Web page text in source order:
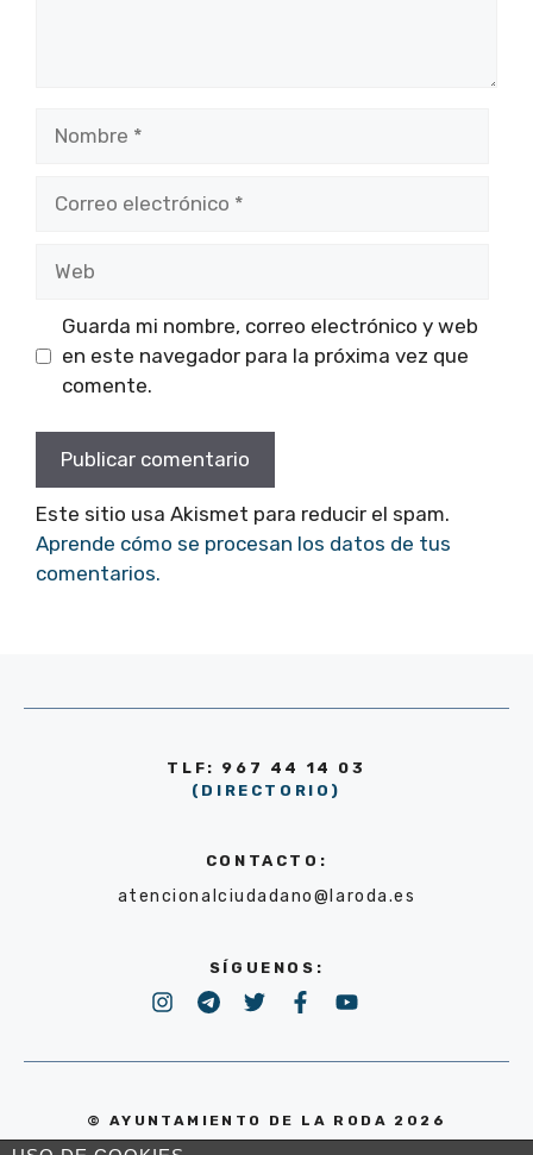
Guarda mi nombre, correo electrónico y web
en este navegador para la próxima vez que
comente.
Este sitio usa Akismet para reducir el spam.
Aprende cómo se procesan los datos de tus
comentarios.
TLF: 967 44 14 03
(DIRECTORIO)
CONTACTO:
atencionalciudadano@laroda.es
SÍGUENOS:
© AYUNTAMIENTO DE LA RODA 2026